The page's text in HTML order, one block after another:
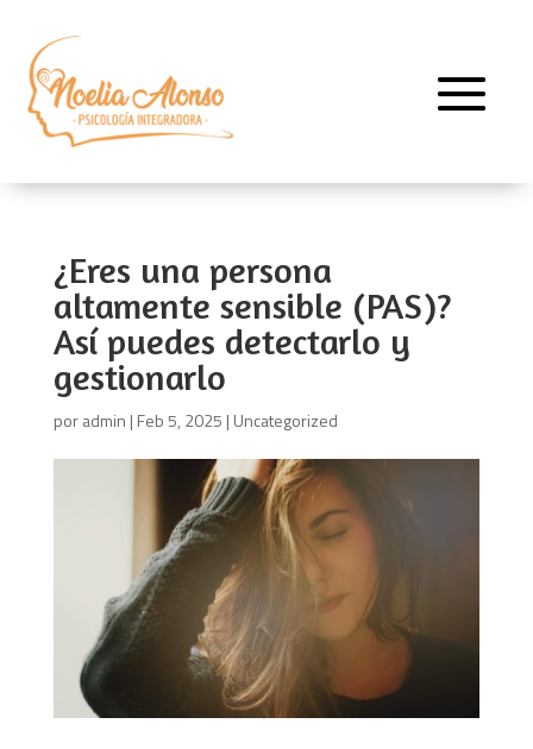
¿Eres una persona
altamente sensible (PAS)?
Así puedes detectarlo y
gestionarlo
poradmin | Feb 5, 2025 | Uncategorized